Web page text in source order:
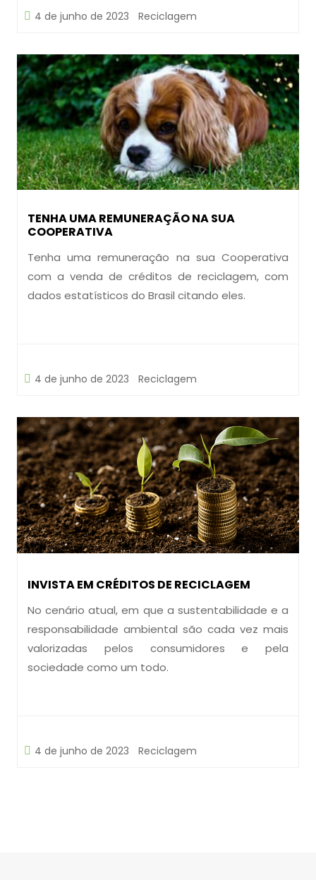
4 de junho de 2023 Reciclagem
TENHA UMA REMUNERAÇÃO NA SUA
COOPERATIVA
Tenha uma remuneração na sua Cooperativa
com a venda de créditos de reciclagem, com
dados estatísticos do Brasil citando eles.
4 de junho de 2023 Reciclagem
INVISTA EM CRÉDITOS DE RECICLAGEM
No cenário atual, em que a sustentabilidade e a
responsabilidade ambiental são cada vez mais
valorizadas pelos consumidores e pela
sociedade como um todo.
4 de junho de 2023 Reciclagem